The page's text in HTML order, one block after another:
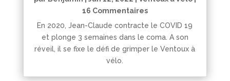
16 Commentaires
En 2020, Jean-Claude contracte le COVID 19
et plonge 3 semaines dans le coma. A son
réveil, il se fixe le défi de grimper le Ventoux à
vélo.